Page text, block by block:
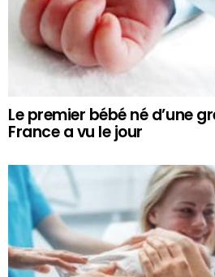
Le premier bébé né d’une
France a vu le jour